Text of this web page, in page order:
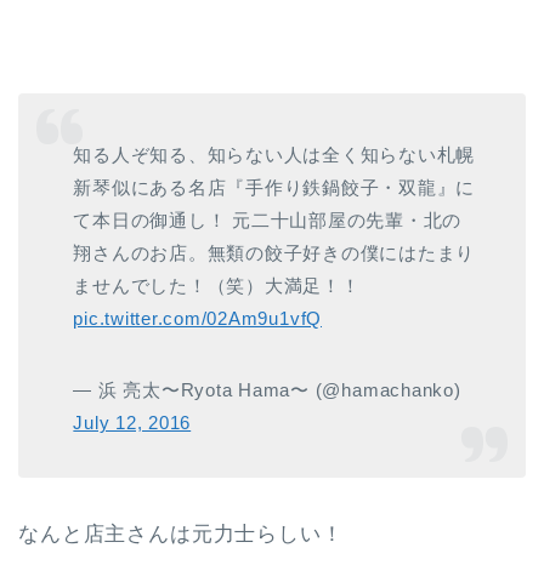
知る人ぞ知る、知らない人は全く知らない札幌
新琴似にある名店『手作り鉄鍋餃子・双龍』に
て本日の御通し！ 元二十山部屋の先輩・北の
翔さんのお店。無類の餃子好きの僕にはたまり
ませんでした！（笑）大満足！！
pic.twitter.com/02Am9u1vfQ
— 浜 亮太〜Ryota Hama〜 (@hamachanko)
July 12, 2016
なんと店主さんは元力士らしい！